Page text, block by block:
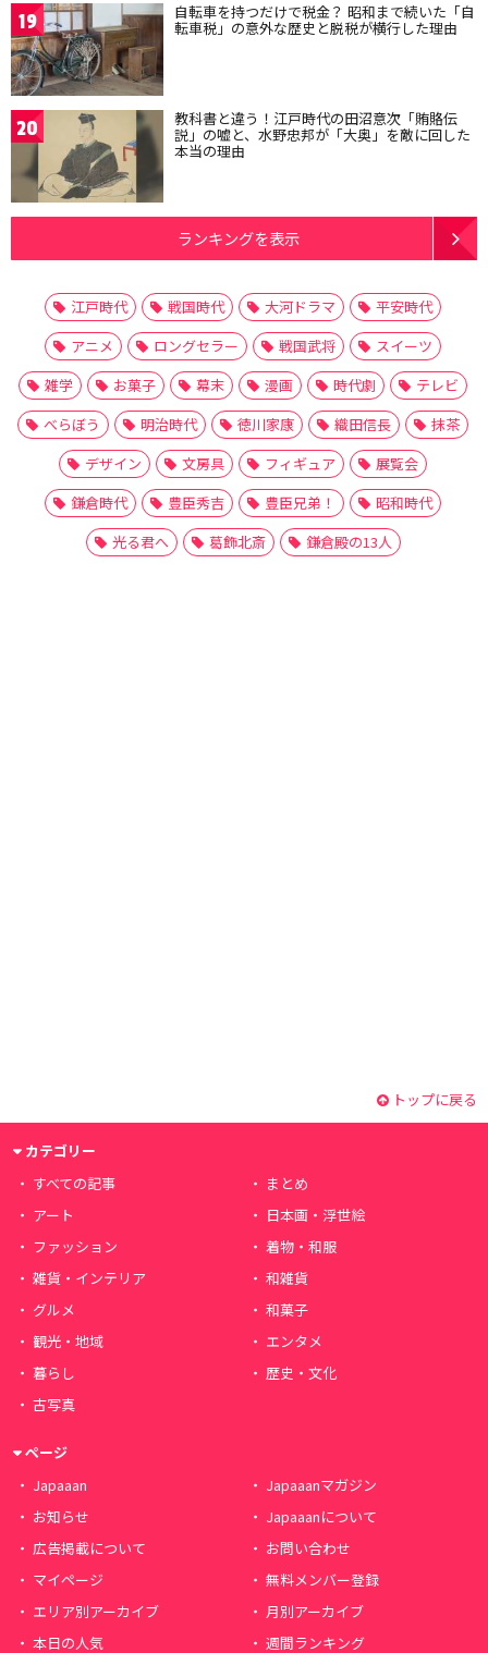
19 自転車を持つだけで税金？ 昭和まで続いた「自
転車税」の意外な歴史と脱税が横行した理由
20 教科書と違う！江戸時代の田沼意次「賄賂伝
説」の嘘と、水野忠邦が「大奥」を敵に回した
本当の理由
ランキングを表示
江戸時代 戦国時代 大河ドラマ
平安時代
アニメ
ロングセラー 戦国武将
スイーツ
雑学
お菓子 幕末 漫画 時代劇
テレビ
べらぼう
明治時代 徳川家康 織田信長
抹茶
デザイン
文房具 フィギュア
展覧会
鎌倉時代
豊臣秀吉 豊臣兄弟！
昭和時代
光る君へ
葛飾北斎 鎌倉殿の13人
トップに戻る
カテゴリー
すべての記事
まとめ
アート
日本画・浮世絵
ファッション
着物・和服
雑貨・インテリア
和雑貨
グルメ
和菓子
観光・地域
エンタメ
暮らし
歴史・文化
古写真
ページ
Japaaan
Japaaanマガジン
お知らせ
Japaaanについて
広告掲載について
お問い合わせ
マイページ
無料メンバー登録
エリア別アーカイブ
月別アーカイブ
本日の人気
週間ランキング